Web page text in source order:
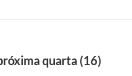
quarta (16)